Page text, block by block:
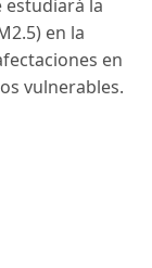
estudiará la
en la
en
vulnerables.